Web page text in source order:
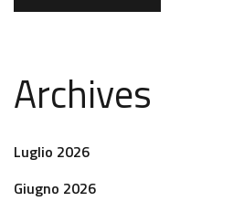
Archives
Luglio 2026
Giugno 2026